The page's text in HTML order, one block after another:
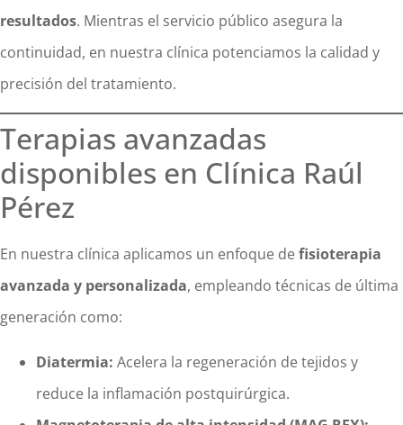
resultados. Mientras el servicio público asegura la
continuidad, en nuestra clínica potenciamos la calidad y
precisión del tratamiento.
Terapias avanzadas
disponibles en Clínica Raúl
Pérez
En nuestra clínica aplicamos un enfoque defisioterapia
avanzada y personalizada, empleando técnicas de última
generación como:
Diatermia: Acelera la regeneración de tejidos y
reduce la inflamación postquirúrgica.